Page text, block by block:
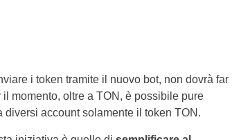
i token tramite il nuovo bot, non dovrà far
il momento, oltre a TON, è possibile pure
account solamente il token TON.